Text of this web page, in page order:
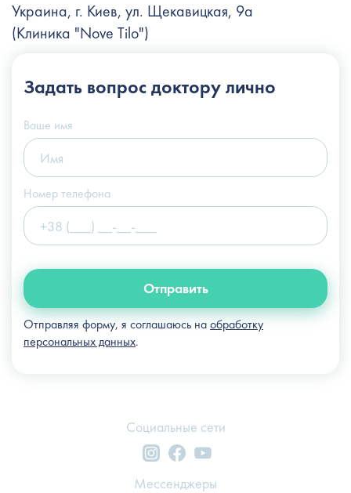
Украина, г. Киев, ул. Щекавицкая, 9а
(Клиника "Nove Tilo")
+38 (066) 122-6-111
info@slosser.com.ua
Задать вопросдоктору лично
Ваше имя
Номер телефона
Отправить
Отправляя форму, я соглашаюсь наобработку
персональных данных.
Социальные сети
Мессенджеры